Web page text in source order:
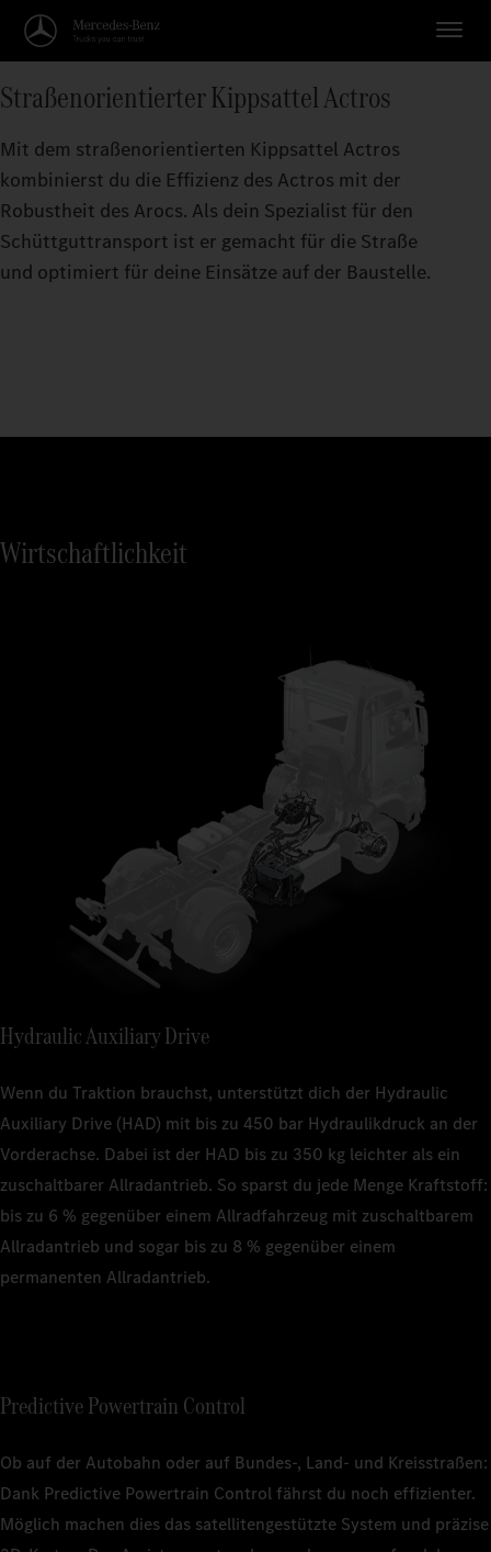
Straßenorientierter Kippsattel Actros
Mit dem straßenorientierten Kippsattel Actros
kombinierst du die Effizienz des Actros mit der
Robustheit des Arocs. Als dein Spezialist für den
Schüttguttransport ist er gemacht für die Straße
und optimiert für deine Einsätze auf der Baustelle.
Wirtschaftlichkeit
Hydraulic Auxiliary Drive
Wenn du Traktion brauchst, unterstützt dich der Hydraulic
Auxiliary Drive (HAD) mit bis zu 450 bar Hydraulikdruck an der
Vorderachse. Dabei ist der HAD bis zu 350 kg leichter als ein
zuschaltbarer Allradantrieb. So sparst du jede Menge Kraftstoff:
bis zu 6 % gegenüber einem Allradfahrzeug mit zuschaltbarem
Allradantrieb und sogar bis zu 8 % gegenüber einem
permanenten Allradantrieb.
Predictive Powertrain Control
Ob auf der Autobahn oder auf Bundes-, Land- und Kreisstraßen:
Dank Predictive Powertrain Control fährst du noch effizienter.
Möglich machen dies das satellitengestützte System und präzise